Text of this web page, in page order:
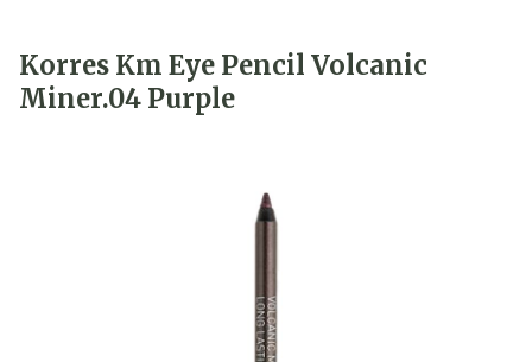
Korres Km Eye Pencil Volcanic
Miner.04 Purple